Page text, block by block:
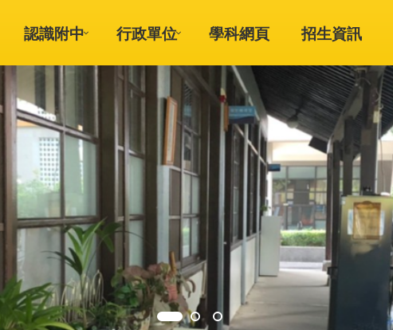
認識附中 行政單位 學科網頁 招生資訊